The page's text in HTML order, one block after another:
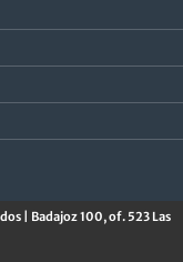
| Badajoz 100, of. 523 Las